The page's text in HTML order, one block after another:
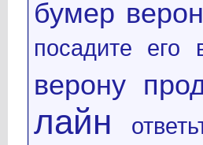
бумер
посадите его
верону
лайн